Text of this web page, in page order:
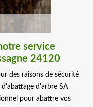
service
24120
des raisons de sécurité
d'arbre SA
pour abattre vos